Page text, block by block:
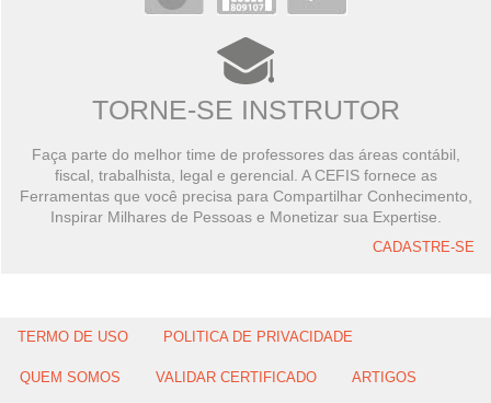
TORNE-SE INSTRUTOR
Faça parte do melhor time de professores das áreas contábil,
fiscal, trabalhista, legal e gerencial. A CEFIS fornece as
Ferramentas que você precisa para Compartilhar Conhecimento,
Inspirar Milhares de Pessoas e Monetizar sua Expertise.
CADASTRE-SE
TERMO DE USO POLITICA DE PRIVACIDADE
QUEM SOMOS VALIDAR CERTIFICADO ARTIGOS